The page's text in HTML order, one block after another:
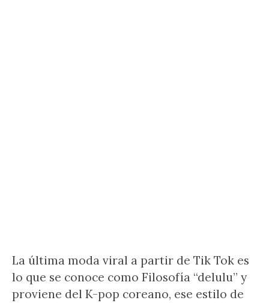
La última moda viral a partir de Tik Tok es
lo que se conoce como Filosofía “delulu” y
proviene del K-pop coreano, ese estilo de